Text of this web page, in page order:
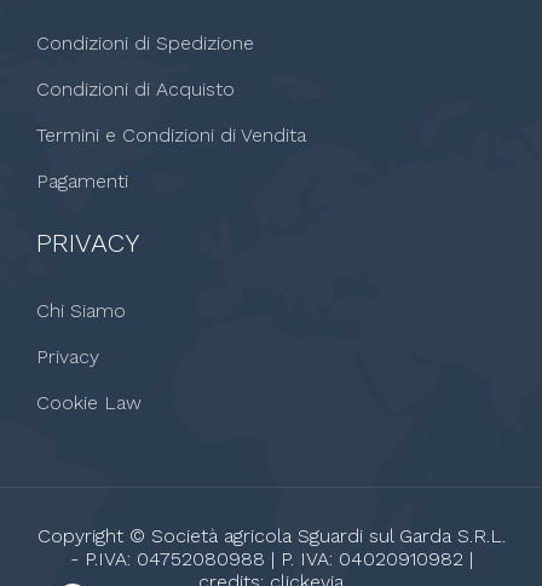
Condizioni di Spedizione
Condizioni di Acquisto
Termini e Condizioni di Vendita
Pagamenti
PRIVACY
Chi Siamo
Privacy
Cookie Law
Copyright © Società agricola Sguardi sul Garda S.R.L.
- P.IVA: 04752080988 | P. IVA: 04020910982 |